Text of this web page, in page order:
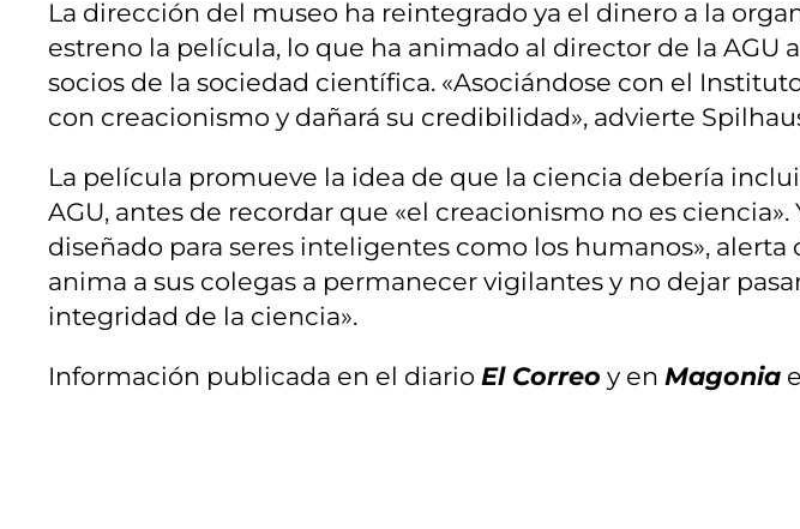
La dirección del museo ha reintegrado ya el dinero a la
estreno la película, lo que ha animado al director de la
socios de la sociedad científica. «Asociándose con el
con creacionismo y dañará su credibilidad», advierte
La película promueve la idea de que la ciencia debería
AGU, antes de recordar que «el creacionismo no es
diseñado para seres inteligentes como los humanos»,
anima a sus colegas a permanecer vigilantes y no dejar
integridad de la ciencia».
Información publicada en el diario El Correo y en Magonia